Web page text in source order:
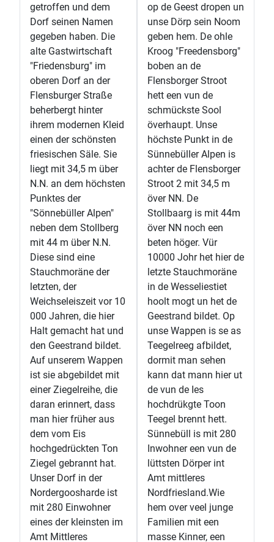
getroffen und dem
Dorf seinen Namen
gegeben haben. Die
alte Gastwirtschaft
"Friedensburg" im
oberen Dorf an der
Flensburger Straße
beherbergt hinter
ihrem modernen Kleid
einen der schönsten
friesischen Säle. Sie
liegt mit 34,5 m über
N.N. an dem höchsten
Punktes der
"Sönnebüller Alpen"
neben dem Stollberg
mit 44 m über N.N.
Diese sind eine
Stauchmoräne der
letzten, der
Weichseleiszeit vor 10
000 Jahren, die hier
Halt gemacht hat und
den Geestrand bildet.
Auf unserem Wappen
ist sie abgebildet mit
einer Ziegelreihe, die
daran erinnert, dass
man hier früher aus
dem vom Eis
hochgedrückten Ton
Ziegel gebrannt hat.
Unser Dorf in der
Nordergoosharde ist
mit 280 Einwohner
eines der kleinsten im
Amt Mittleres
op de Geest dropen un
unse Dörp sein Noom
geben hem. De ohle
Kroog "Freedensborg"
boben an de
Flensborger Stroot
hett een vun de
schmückste Sool
överhaupt. Unse
höchste Punkt in de
Sünnebüller Alpen is
achter de Flensborger
Stroot 2 mit 34,5 m
över NN. De
Stollbaarg is mit 44m
över NN noch een
beten höger. Vür
10000 Johr het hier de
letzte Stauchmoräne
in de Wesseliestiet
hoolt mogt un het de
Geestrand bildet. Op
unse Wappen is se as
Teegelreeg afbildet,
dormit man sehen
kann dat mann hier ut
de vun de Ies
hochdrükgte Toon
Teegel brennt hett.
Sünnebüll is mit 280
Inwohner een vun de
lüttsten Dörper int
Amt mittleres
Nordfriesland.Wie
hem over veel junge
Familien mit een
masse Kinner, een